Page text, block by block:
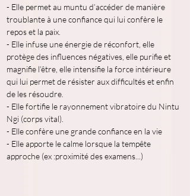
- Elle permet au muntu d’accéder de manière
troublante à une confiance qui lui confère le
repos et la paix.
- Elle infuse une énergie de réconfort, elle
protège des influences négatives, elle purifie et
magnifie l’être, elle intensifie la force intérieure
qui lui permet de résister aux difficultés et enfin
de les résoudre.
- Elle fortifie le rayonnement vibratoire du Nintu
Ngi (corps vital).
- Elle confère une grande confiance en la vie
- Elle apporte le calme lorsque la tempête
approche (ex :proximité des examens...)